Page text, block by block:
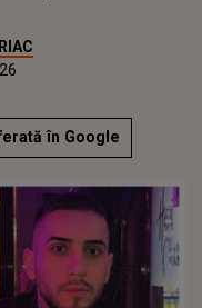
în Google